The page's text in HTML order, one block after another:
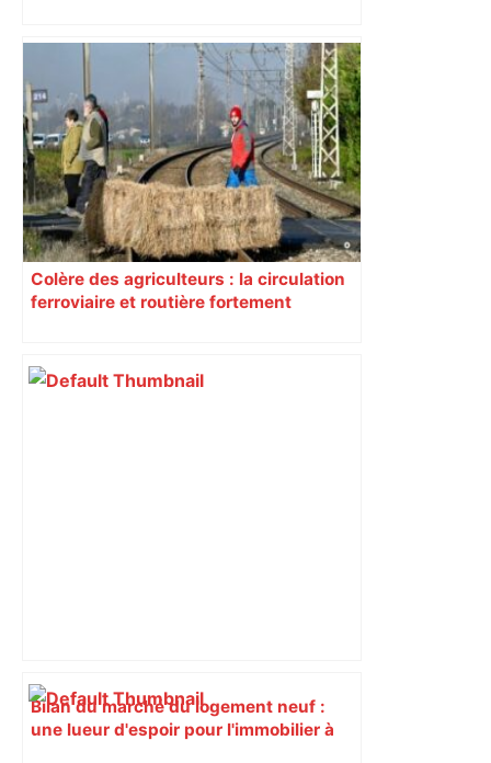
Colère des agriculteurs : la circulation
ferroviaire et routière fortement
Bilan du marché du logement neuf :
une lueur d'espoir pour l'immobilier à